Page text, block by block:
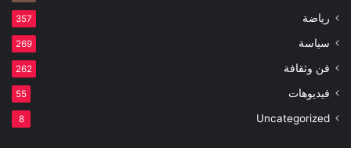
رياضة 357
سياسة 269
فن وثقافة 262
فيديوهات 55
Uncategorized
8